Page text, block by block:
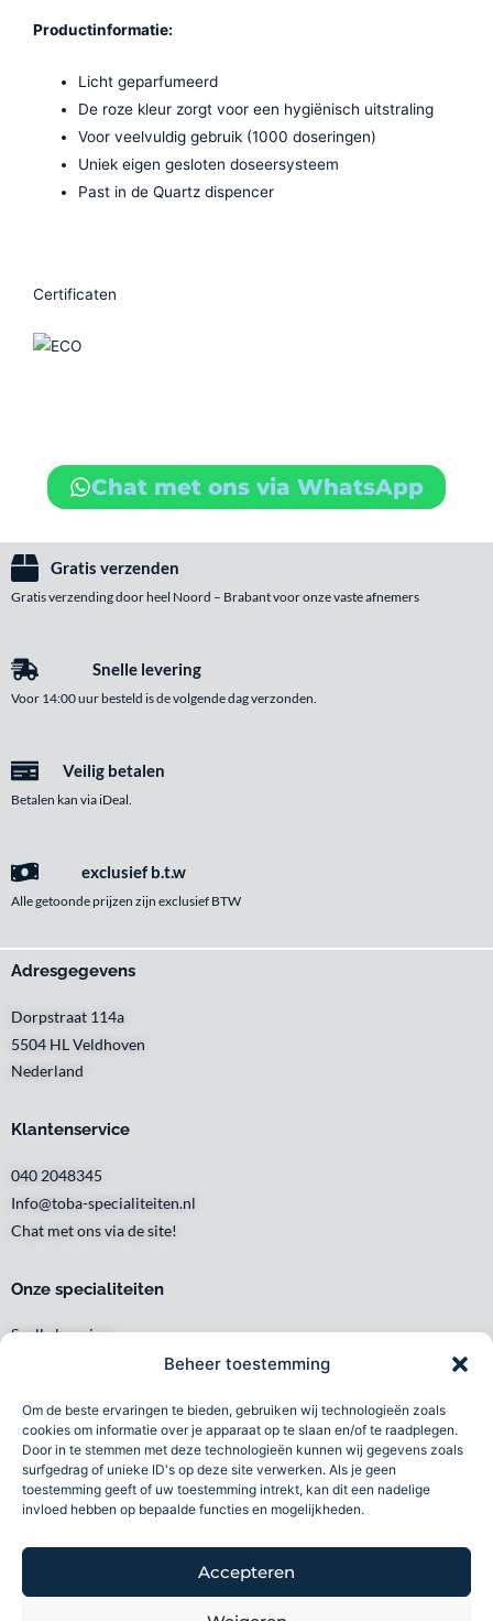
Beheer toestemming
Om de beste ervaringen te bieden, gebruiken wij technologieën zoals
cookies om informatie over je apparaat op te slaan en/of te raadplegen.
Door in te stemmen met deze technologieën kunnen wij gegevens zoals
surfgedrag of unieke ID's op deze site verwerken. Als je geen
toestemming geeft of uw toestemming intrekt, kan dit een nadelige
invloed hebben op bepaalde functies en mogelijkheden.
Accepteren
Productinformatie:
Licht geparfumeerd
De roze kleur zorgt voor een hygiënisch uitstraling
Voor veelvuldig gebruik (1000 doseringen)
Uniek eigen gesloten doseersysteem
Past in de Quartz dispencer
Certificaten
Chat met ons via WhatsApp
Gratis verzenden
Gratis verzending door heel Noord – Brabant voor onze vaste afnemers
Snelle levering
Voor 14:00 uur besteld is de volgende dag verzonden.
Veilig betalen
Betalen kan via iDeal.
exclusief b.t.w
Alle getoonde prijzen zijn exclusief BTW
Adresgegevens
Dorpstraat 114a
5504 HL Veldhoven
Nederland
Klantenservice
040 2048345
Info@toba-specialiteiten.nl
Chat met ons via de site!
Onze specialiteiten
Snelle levering
Waar en wanneer u het wilt
Persoonlijk en lokaal
Duurzaam
Betrouwbaar
Volg ons